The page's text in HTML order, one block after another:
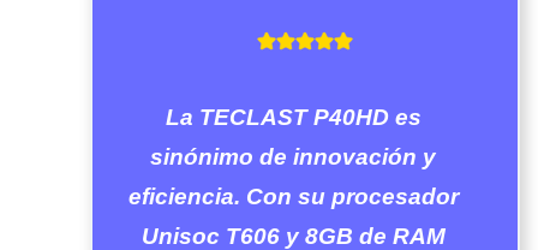
La TECLAST P40HD es
sinónimo de innovación y
eficiencia. Con su procesador
Unisoc T606 y 8GB de RAM